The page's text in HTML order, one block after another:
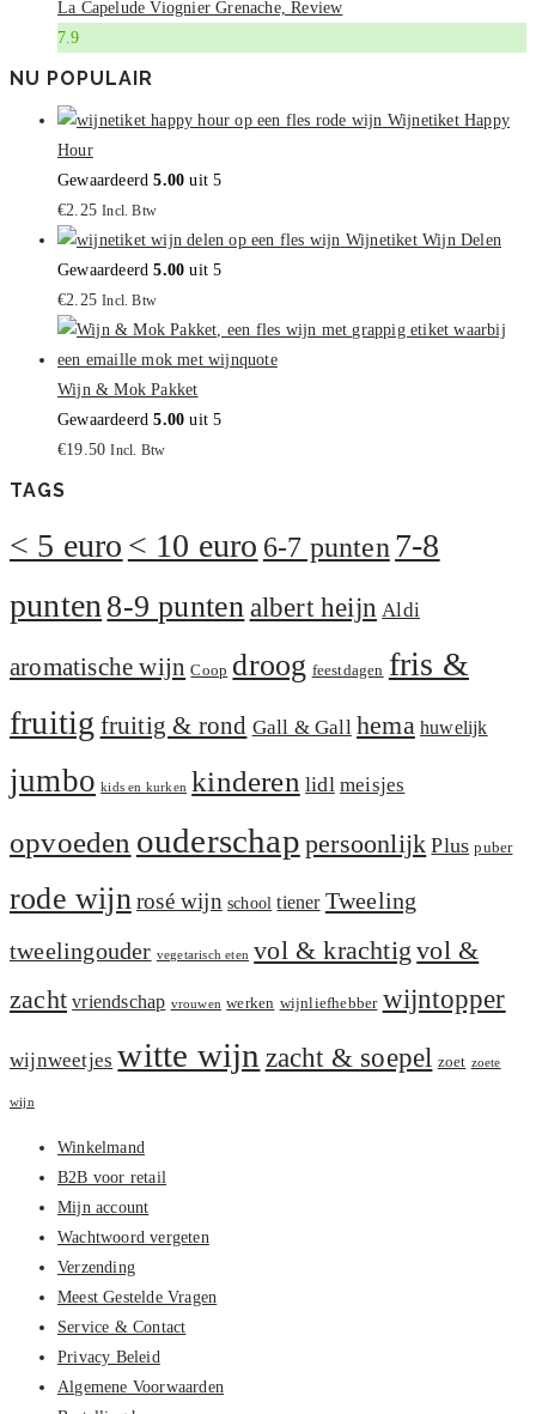
La Capelude Viognier Grenache, Review
7.9
NU POPULAIR
Wijnetiket Happy
Hour
Gewaardeerd5.00 uit 5
€2.25 Incl. Btw
Wijnetiket Wijn Delen
Gewaardeerd5.00 uit 5
€2.25 Incl. Btw
Wijn & Mok Pakket
Gewaardeerd5.00 uit 5
€19.50 Incl. Btw
TAGS
< 5 euro < 10 euro 6-7 punten7-8
punten8-9 puntenalbert heijn Aldi
aromatische wijn Coop droog feestdagen fris &
fruitig fruitig & rond Gall & Gall hema huwelijk
jumbo kids en kurken kinderen lidl meisjes
opvoeden ouderschap persoonlijk Plus puber
rode wijn rosé wijn school tiener Tweeling
tweelingouder vegetarisch eten vol & krachtig vol &
zacht vriendschap vrouwen werken wijnliefhebber wijntopper
wijnweetjes witte wijn zacht & soepel zoet zoete
wijn
Winkelmand
B2B voor retail
Mijn account
Wachtwoord vergeten
Verzending
Meest Gestelde Vragen
Service & Contact
Privacy Beleid
Algemene Voorwaarden